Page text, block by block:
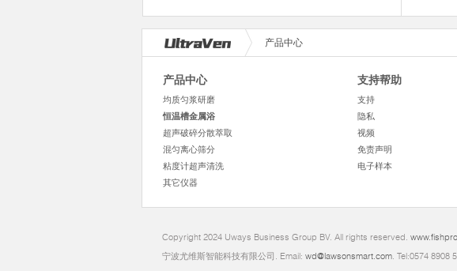
产品中心
产品中心
均质匀浆研磨
恒温槽金属浴
超声破碎分散萃取
混匀离心筛分
粘度计超声清洗
其它仪器
支持帮助
支持
隐私
视频
免责声明
电子样本
Copyright 2024 Uways Business Group BV. All rights reserved.
宁波尤维斯智能科技有限公司. Email: wd@lawsonsmart.com. Tel:0574 8908